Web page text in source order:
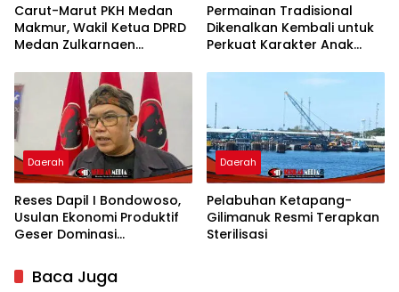
Carut-Marut PKH Medan
Makmur, Wakil Ketua DPRD
Medan Zulkarnaen
Pemko Salurkan Bansos
Permainan Tradisional
Dikenalkan Kembali untuk
Perkuat Karakter Anak
Daerah
Reses Dapil I Bondowoso,
Usulan Ekonomi Produktif
Geser Dominasi
Daerah
Pelabuhan Ketapang-
Gilimanuk Resmi Terapkan
Sterilisasi
Baca Juga